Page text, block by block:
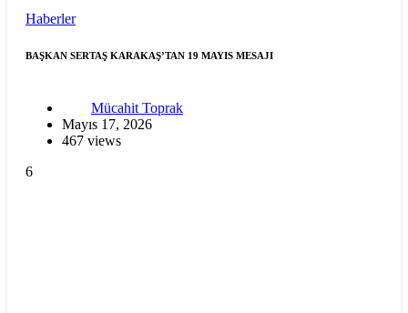
Haberler
BAŞKAN SERTAŞ KARAKAŞ’TAN 19 MAYIS MESAJI
Mücahit Toprak
Mayıs 17, 2026
467 views
6